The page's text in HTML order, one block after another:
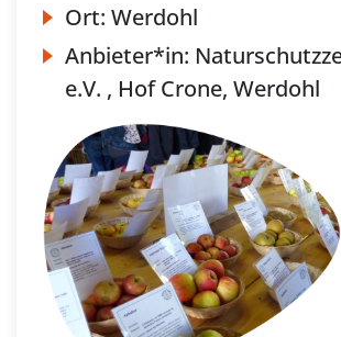
Ort: Werdohl
Anbieter*in:
e.V. , Hof Crone, Werdohl